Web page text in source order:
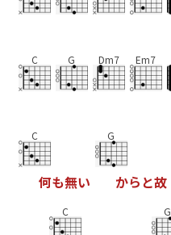
C G Dm7 Em7
C
何も無い
G
から と故
C G